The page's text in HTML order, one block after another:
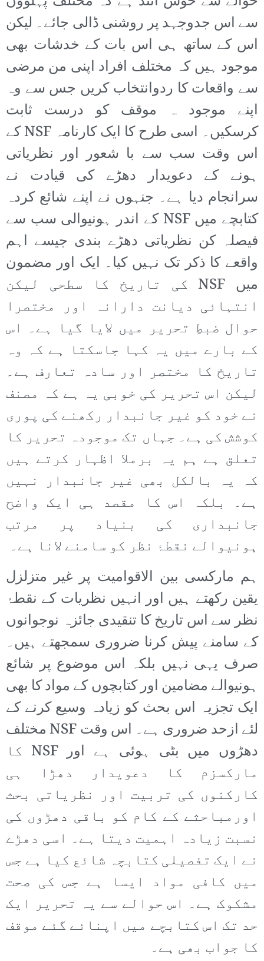
سے اس جدوجہد پر روشنی ڈالی جائے۔ لیکن
اس کے ساتھ ہی اس بات کے خدشات بھی
موجود ہیں کہ مختلف افراد اپنی من مرضی
سے واقعات کا ردوانتخاب کریں جس سے وہ
اپنے موجود ہ موقف کو درست ثابت
کرسکیں۔ اسی طرح کا ایک کارنامہ NSF کے
اس وقت سب سے با شعور اور نظریاتی
ہونے کے دعویدار دھڑے کی قیادت نے
سرانجام دیا ہے۔ جنہوں نے اپنے شائع کردہ
کتابچے میں NSF کے اندر ہونیوالی سب سے
فیصلہ کن نظریاتی دھڑے بندی جیسے اہم
واقعے کا ذکر تک نہیں کیا۔ ایک اور مضمون
میں NSF کی تاریخ کا سطحی لیکن
انتہائی دیانت دارانہ اور مختصرا
حوال ضبطِ تحریر میں لایا گیا ہے۔ اس
کے بارے میں یہ کہا جاسکتا ہے کہ وہ
تاریخ کا مختصر اور سادہ تعارف ہے۔
لیکن اس تحریر کی خوبی یہ ہے کہ مصنف
نے خود کو غیر جانبدار رکھنے کی پوری
کوشش کی ہے۔ جہاں تک موجودہ تحریر کا
تعلق ہے ہم یہ برملا اظہار کرتے ہیں
کہ یہ بالکل بھی غیر جانبدار نہیں
ہے۔ بلکہ اس کا مقصد ہی ایک واضح
جانبداری کی بنیاد پر مرتب
ہونیوالے نقطۂ نظر کو سامنے لانا ہے۔
ہم مارکسی بین الاقوامیت پر غیر متزلزل
یقین رکھتے ہیں اور انہیں نظریات کے نقطۂ
نظر سے اس تاریخ کا تنقیدی جائزہ نوجوانوں
کے سامنے پیش کرنا ضروری سمجھتے ہیں۔
صرف یہی نہیں بلکہ اس موضوع پر شائع
ہونیوالے مضامین اور کتابچوں کے مواد کا بھی
ایک تجزیہ اس بحث کو زیادہ وسیع کرنے کے
لئے ازحد ضروری ہے۔ اس وقت NSF مختلف
دھڑوں میں بٹی ہوئی ہے اور NSF کا
مارکسزم کا دعویدار دھڑا ہی
کارکنوں کی تربیت اور نظریاتی بحث
اورمباحثے کے کام کو باقی دھڑوں کی
نسبت زیادہ اہمیت دیتا ہے۔ اسی دھڑے
نے ایک تفصیلی کتابچہ شائع کیا ہے جس
میں کافی مواد ایسا ہے جس کی صحت
مشکوک ہے۔ اس حوالے سے یہ تحریر ایک
حد تک اس کتابچے میں اپنائے گئے موقف
کا جواب بھی ہے۔